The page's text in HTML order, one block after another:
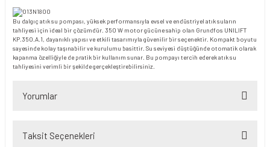
Bu dalgıç atık su pompası, yüksek performansıyla evsel ve endüstriyel atık suların
tahliyesi için ideal bir çözümdür. 350 W motor gücüne sahip olan Grundfos UNILIFT
KP.350.A.1, dayanıklı yapısı ve etkili tasarımıyla güvenilir bir seçenektir. Kompakt boyutu
sayesinde kolay taşınabilir ve kurulumu basittir. Su seviyesi düştüğünde otomatik olarak
kapanma özelliğiyle de pratik bir kullanım sunar. Bu pompayı tercih ederek atık su
tahliyesini verimli bir şekilde gerçekleştirebilirsiniz.
Yorumlar
Taksit Seçenekleri